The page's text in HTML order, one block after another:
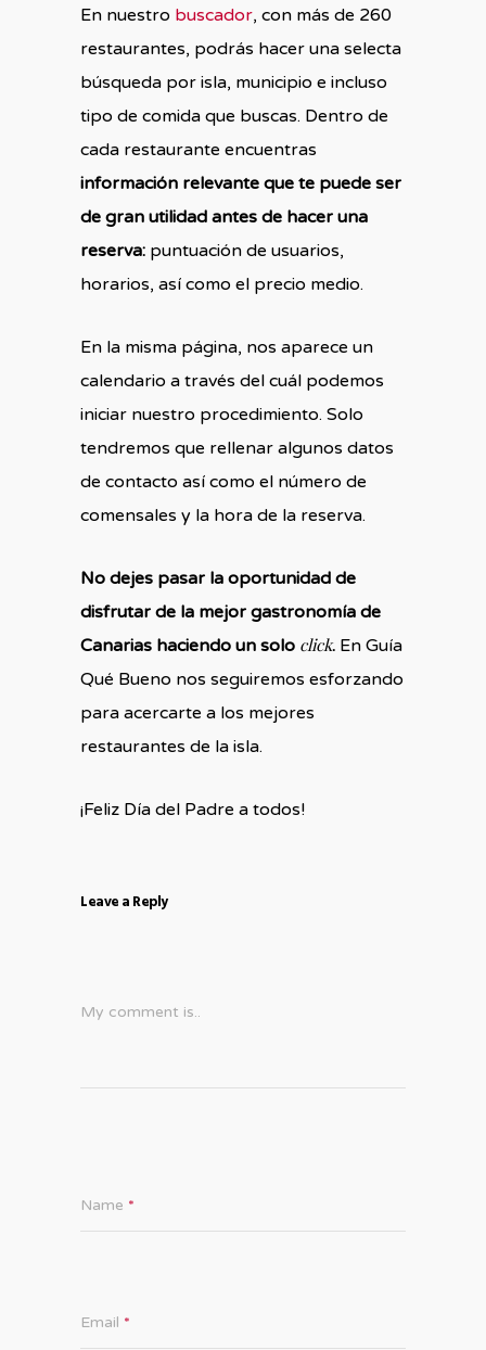
En nuestro buscador, con más de 260
restaurantes, podrás hacer una selecta
búsqueda por isla, municipio e incluso
tipo de comida que buscas. Dentro de
cada restaurante encuentras
información relevante que te puede ser
de gran utilidad antes de hacer una
reserva: puntuación de usuarios,
horarios, así como el precio medio.
En la misma página, nos aparece un
calendario a través del cuál podemos
iniciar nuestro procedimiento. Solo
tendremos que rellenar algunos datos
de contacto así como el número de
comensales y la hora de la reserva.
No dejes pasar la oportunidad de
disfrutar de la mejor gastronomía de
Canarias haciendo un solo click. En Guía
Qué Bueno nos seguiremos esforzando
para acercarte a los mejores
restaurantes de la isla.
¡Feliz Día del Padre a todos!
Leave a Reply
My comment is..
Name *
Email *